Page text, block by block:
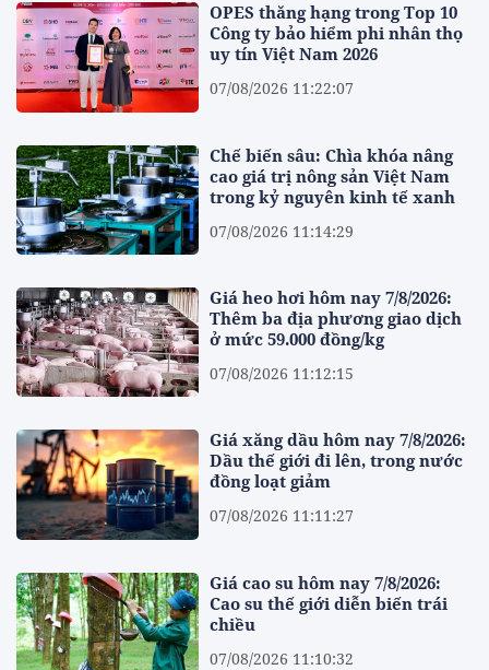
OPES thăng hạng trong Top 10
Công ty bảo hiểm phi nhân thọ
uy tín Việt Nam 2026
07/08/2026 11:22:07
Chế biến sâu: Chìa khóa nâng
cao giá trị nông sản Việt Nam
trong kỷ nguyên kinh tế xanh
07/08/2026 11:14:29
Giá heo hơi hôm nay 7/8/2026:
Thêm ba địa phương giao dịch
ở mức 59.000 đồng/kg
07/08/2026 11:12:15
Giá xăng dầu hôm nay 7/8/2026:
Dầu thế giới đi lên, trong nước
đồng loạt giảm
07/08/2026 11:11:27
Giá cao su hôm nay 7/8/2026:
Cao su thế giới diễn biến trái
chiều
07/08/2026 11:10:32